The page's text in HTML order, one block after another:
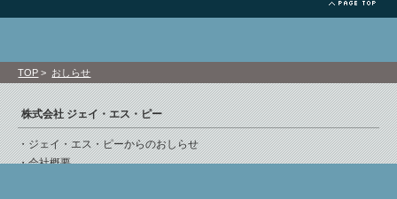
TOP > おしらせ
株式会社 ジェイ・エス・ピー
・ジェイ・エス・ピーからのおしらせ
・会社概要